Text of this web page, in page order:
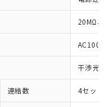
20MΩ以
干渉光回
連結数 4セット
、同意のうえ
可能な商品で
物質）の非含
る予定のある
（10物質）の